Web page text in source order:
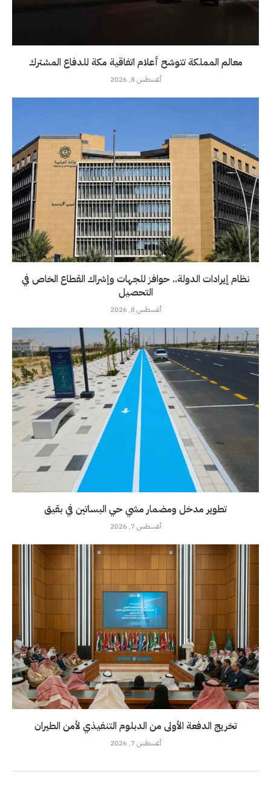
معالم المملكة تتوشح أعلام اتفاقية مكة للدفاع المشترك
أغسطس 8, 2026
نظام إيرادات الدولة.. حوافز للجهات وإشراك القطاع الخاص في
التحصيل
أغسطس 8, 2026
تطوير مدخل ومضمار مشي حي البساتين في بقيق
أغسطس 7, 2026
تخريج الدفعة الأولى من الدبلوم التنفيذي لأمن الطيران
أغسطس 7, 2026